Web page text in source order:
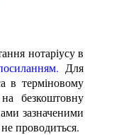
нотаріусу в
. Для
в терміновому
на безкоштовну
зазначеними
проводиться.